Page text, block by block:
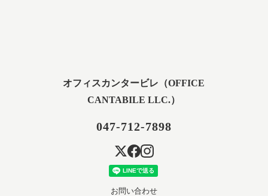
オフィスカンタービレ（OFFICE
CANTABILE LLC.）
047-712-7898
お問い合わせ